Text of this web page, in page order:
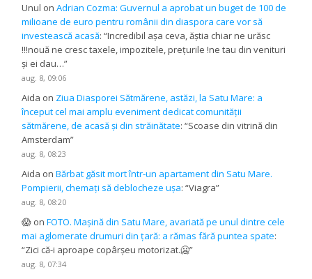
Unul onAdrian Cozma: Guvernul a aprobat un buget de 100 de
milioane de euro pentru românii din diaspora care vor să
investească acasă: “Incredibil așa ceva, ăștia chiar ne urăsc
!!!nouă ne cresc taxele, impozitele, prețurile !ne tau din venituri
și ei dau…”
aug. 8, 09:06
Aida on Ziua Diasporei Sătmărene, astăzi, la Satu Mare: a
început cel mai amplu eveniment dedicat comunității
sătmărene, de acasă și din străinătate: “Scoase din vitrină din
Amsterdam”
aug. 8, 08:23
Aida onBărbat găsit mort într-un apartament din Satu Mare.
Pompierii, chemați să deblocheze ușa: “Viagra”
aug. 8, 08:20
😱 onFOTO. Mașină din Satu Mare, avariată pe unul dintre cele
mai aglomerate drumuri din țară: a rămas fără puntea spate:
“Zici că-i aproape copârșeu motorizat.🥶”
aug. 8, 07:34